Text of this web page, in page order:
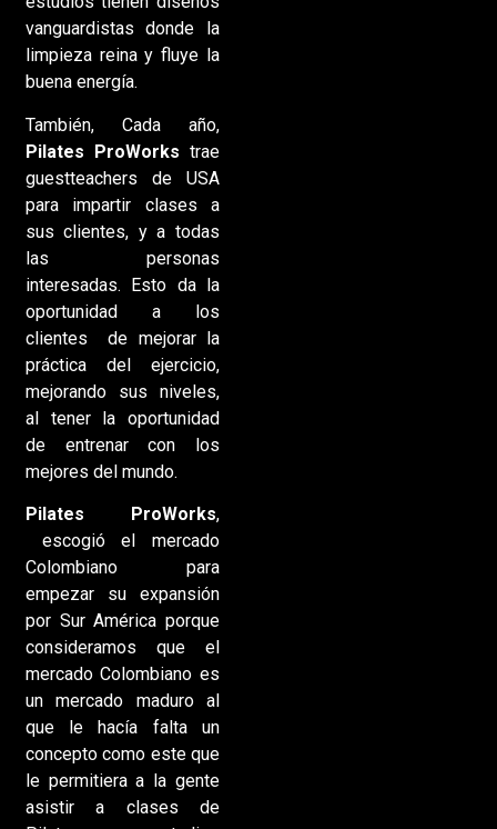
vanguardistas donde la
limpieza reina y fluye la
buena energía.
También, Cada año,
Pilates ProWorks trae
guestteachers de USA
para impartir clases a
sus clientes, y a todas
las personas
interesadas. Esto da la
oportunidad a los
clientes de mejorar la
práctica del ejercicio,
mejorando sus niveles,
al tener la oportunidad
de entrenar con los
mejores del mundo.
Pilates ProWorks,
escogió el mercado
Colombiano para
empezar su expansión
por Sur América porque
consideramos que el
mercado Colombiano es
un mercado maduro al
que le hacía falta un
concepto como este que
le permitiera a la gente
asistir a clases de